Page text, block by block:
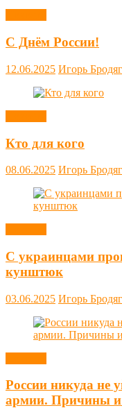
С Днём России!
12.06.2025 Игорь
Кто для кого
08.06.2025 Игорь
С украинцами
кунштюк
03.06.2025 Игорь
России никуда не
армии. Причины и